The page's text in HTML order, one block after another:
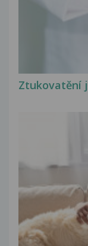
Ztukovatění